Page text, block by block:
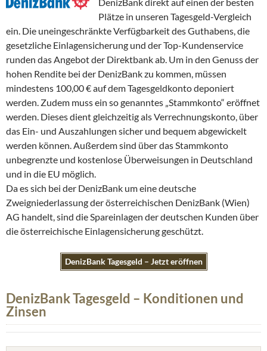
Plätze in unseren Tagesgeld-Vergleich
ein. Die uneingeschränkte Verfügbarkeit des Guthabens, die
gesetzliche Einlagensicherung und der Top-Kundenservice
runden das Angebot der Direktbank ab. Um in den Genuss der
hohen Rendite bei der DenizBank zu kommen, müssen
mindestens 100,00 € auf dem Tagesgeldkonto deponiert
werden. Zudem muss ein so genanntes „Stammkonto“ eröffnet
werden. Dieses dient gleichzeitig als Verrechnungskonto, über
das Ein- und Auszahlungen sicher und bequem abgewickelt
werden können. Außerdem sind über das Stammkonto
unbegrenzte und kostenlose Überweisungen in Deutschland
und in die EU möglich.
Da es sich bei der DenizBank um eine deutsche
Zweigniederlassung der österreichischen DenizBank (Wien)
AG handelt, sind die Spareinlagen der deutschen Kunden über
die österreichische Einlagensicherung geschützt.
DenizBank Tagesgeld – Jetzt eröffnen
DenizBank Tagesgeld – Konditionen und
Zinsen